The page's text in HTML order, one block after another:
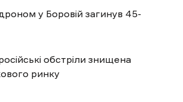
у Боровій загинув 45-
обстріли знищена
ринку